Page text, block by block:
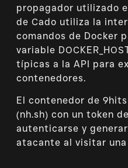
propagador utilizado
de Cado utiliza la
comandos de Docker
variable
típicas a la API para
contenedores.
El contenedor de
(nh.sh) con un token
autenticarse y
atacante al visitar